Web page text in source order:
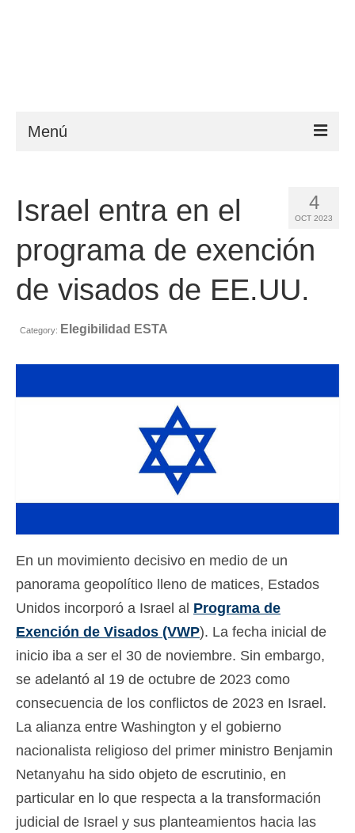
Menú
Requisitos
Ayuda
Noticias
Solicitar
Croata)
Čeština(Checo)
Dansk(Danés)
Nederlands(Holandés )
Eesti(Estonio )
Suomi( Finlandés)
Français Francés
Deutsch(Alemán)
Ελληνικά Griego
עברית(Hebreo)
Magyar( Húngaro)
4
OCT 2023
Israel entra en el
programa de exención
de visados de EE.UU.
Category: Elegibilidad ESTA
En un movimiento decisivo en medio de un
panorama geopolítico lleno de matices, Estados
Unidos incorporó a Israel al Programa de
Exención de Visados (VWP). La fecha inicial de
inicio iba a ser el 30 de noviembre. Sin embargo,
se adelantó al 19 de octubre de 2023 como
consecuencia de los conflictos de 2023 en Israel.
La alianza entre Washington y el gobierno
nacionalista religioso del primer ministro Benjamin
Netanyahu ha sido objeto de escrutinio, en
particular en lo que respecta a la transformación
judicial de Israel y sus planteamientos hacia las